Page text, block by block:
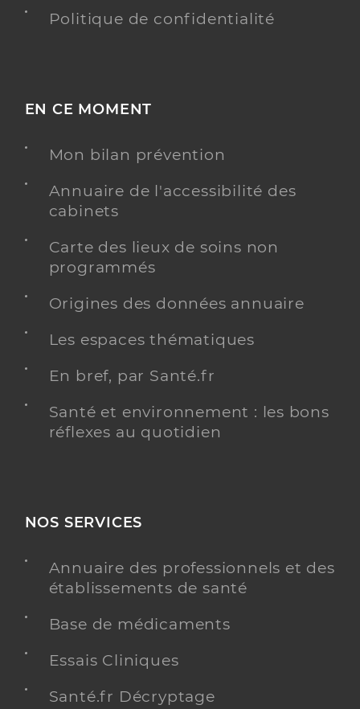
Politique de confidentialité
EN CE MOMENT
Mon bilan prévention
Annuaire de l'accessibilité des
cabinets
Carte des lieux de soins non
programmés
Origines des données annuaire
Les espaces thématiques
En bref, par Santé.fr
Santé et environnement : les bons
réflexes au quotidien
NOS SERVICES
Annuaire des professionnels et des
établissements de santé
Base de médicaments
Essais Cliniques
Santé.fr Décryptage